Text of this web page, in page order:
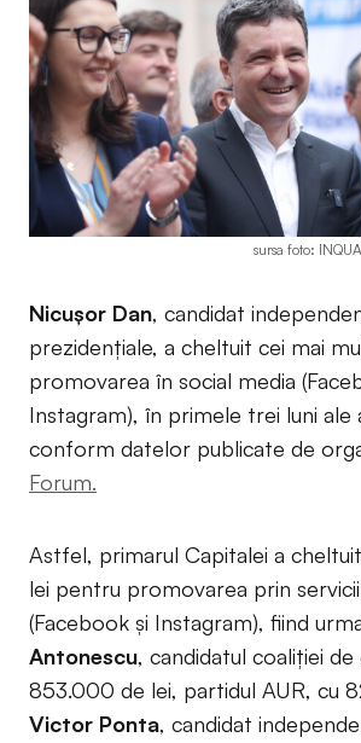
sursa foto:
Nicușor Dan, candidat
prezidențiale, a cheltuit cei mai
promovarea în social media
Instagram), în primele trei luni ale
conform datelor publicate de
Forum.
Astfel, primarul Capitalei a
lei pentru promovarea prin
(Facebook și Instagram), fiind
Antonescu, candidatul coaliției de
853.000 de lei, partidul AUR, cu
Victor Ponta, candidat